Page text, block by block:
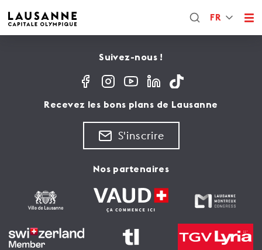
FR
Suivez-nous !
Recevez les bons plans de Lausanne
S'inscrire
Nos partenaires